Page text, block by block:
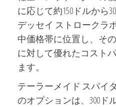
に応じて約150ドルから
デッセイ ストロークラ
中価格帯に位置し、そ
に対して優れたコスト
ます。
テーラーメイド スパイ
のオプションは、300ド